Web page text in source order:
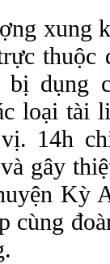
xung
thuộc
dụng
loại tài
14h
gây
Kỳ
cùng